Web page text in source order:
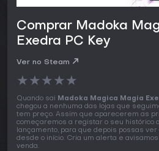
Comprar Madoka
Exedra PC Key
Ver no Steam
★★★★★
Quando sai Madoka Magica Magia
chegou a nenhuma das lojas que
tem preço. Assim que aparecerem as
começaremos a registar o seu histórico
lançamento, para que depois possas ver
desde o início. Cria um alerta e avisamos
venda.